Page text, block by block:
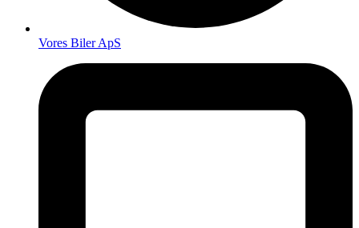
Vores Biler ApS